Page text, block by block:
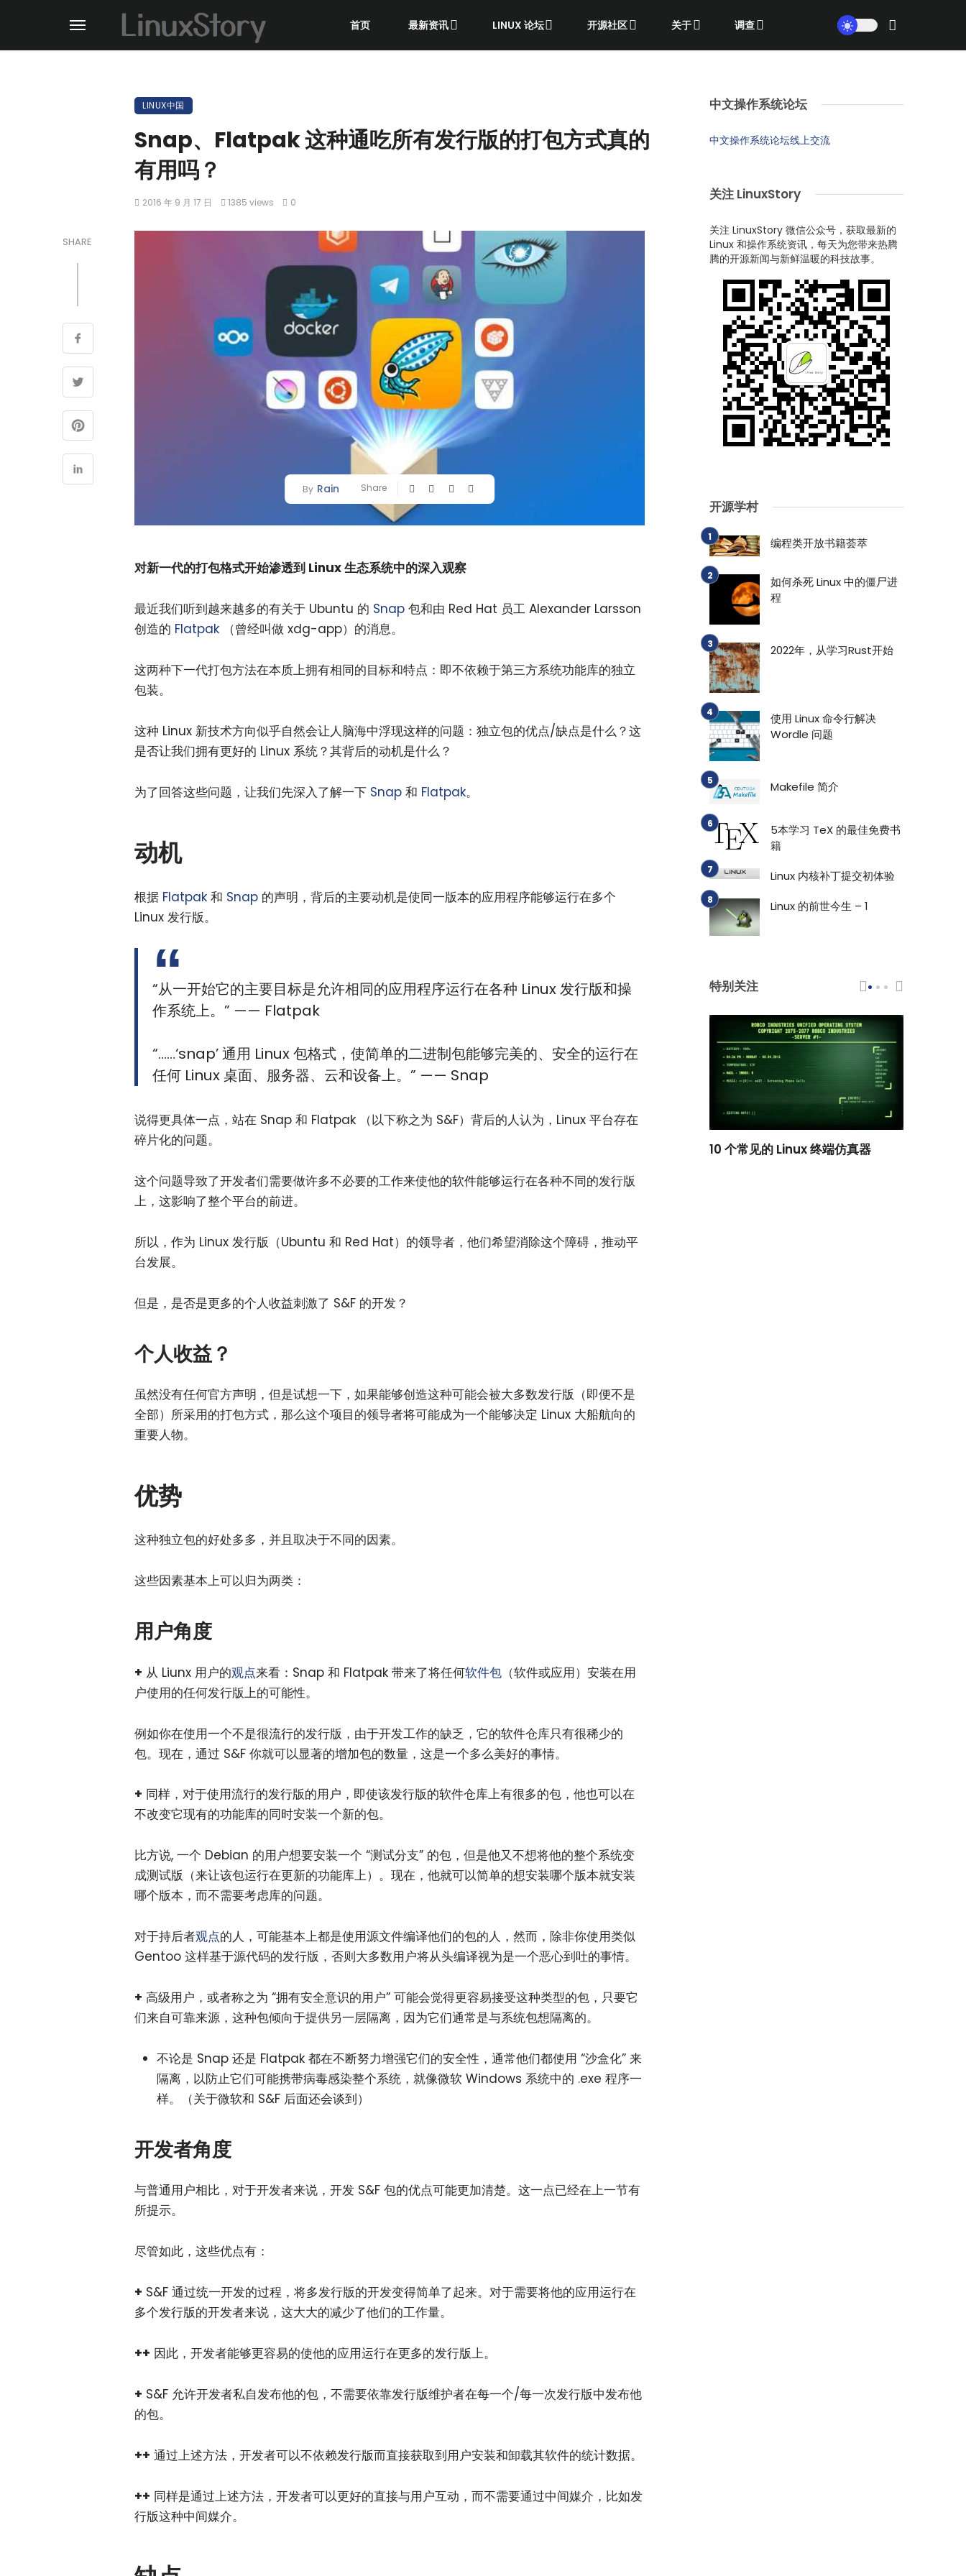
首页 最新资讯 LINUX 论坛 开源社区 关于 调查
LINUX中国
Snap、Flatpak 这种通吃所有发行版的打包方式真的
有用吗？
2016 年 9 月 17 日 1385 views 0
SHARE
By Rain Share
对新一代的打包格式开始渗透到 Linux 生态系统中的深入观察
最近我们听到越来越多的有关于 Ubuntu 的 Snap 包和由 Red Hat 员工 Alexander Larsson
创造的 Flatpak （曾经叫做 xdg-app）的消息。
这两种下一代打包方法在本质上拥有相同的目标和特点：即不依赖于第三方系统功能库的独立
包装。
这种 Linux 新技术方向似乎自然会让人脑海中浮现这样的问题：独立包的优点/缺点是什么？这
是否让我们拥有更好的 Linux 系统？其背后的动机是什么？
为了回答这些问题，让我们先深入了解一下 Snap 和 Flatpak。
动机
根据 Flatpak 和 Snap 的声明，背后的主要动机是使同一版本的应用程序能够运行在多个
Linux 发行版。
“从一开始它的主要目标是允许相同的应用程序运行在各种 Linux 发行版和操
作系统上。” —— Flatpak
“……‘snap’ 通用 Linux 包格式，使简单的二进制包能够完美的、安全的运行在
任何 Linux 桌面、服务器、云和设备上。” —— Snap
说得更具体一点，站在 Snap 和 Flatpak （以下称之为 S&F）背后的人认为，Linux 平台存在
碎片化的问题。
这个问题导致了开发者们需要做许多不必要的工作来使他的软件能够运行在各种不同的发行版
上，这影响了整个平台的前进。
所以，作为 Linux 发行版（Ubuntu 和 Red Hat）的领导者，他们希望消除这个障碍，推动平
台发展。
但是，是否是更多的个人收益刺激了 S&F 的开发？
个人收益？
虽然没有任何官方声明，但是试想一下，如果能够创造这种可能会被大多数发行版（即便不是
全部）所采用的打包方式，那么这个项目的领导者将可能成为一个能够决定 Linux 大船航向的
重要人物。
优势
这种独立包的好处多多，并且取决于不同的因素。
这些因素基本上可以归为两类：
用户角度
+ 从 Liunx 用户的观点来看：Snap 和 Flatpak 带来了将任何软件包 （软件或应用）安装在用
户使用的任何发行版上的可能性。
例如你在使用一个不是很流行的发行版，由于开发工作的缺乏，它的软件仓库只有很稀少的
包。现在，通过 S&F 你就可以显著的增加包的数量，这是一个多么美好的事情。
+ 同样，对于使用流行的发行版的用户，即使该发行版的软件仓库上有很多的包，他也可以在
不改变它现有的功能库的同时安装一个新的包。
比方说, 一个 Debian 的用户想要安装一个 “测试分支” 的包，但是他又不想将他的整个系统变
成测试版（来让该包运行在更新的功能库上）。现在，他就可以简单的想安装哪个版本就安装
哪个版本，而不需要考虑库的问题。
对于持后者观点的人，可能基本上都是使用源文件编译他们的包的人，然而，除非你使用类似
Gentoo 这样基于源代码的发行版，否则大多数用户将从头编译视为是一个恶心到吐的事情。
+ 高级用户，或者称之为 “拥有安全意识的用户” 可能会觉得更容易接受这种类型的包，只要它
们来自可靠来源，这种包倾向于提供另一层隔离，因为它们通常是与系统包想隔离的。
不论是 Snap 还是 Flatpak 都在不断努力增强它们的安全性，通常他们都使用 “沙盒化” 来
隔离，以防止它们可能携带病毒感染整个系统，就像微软 Windows 系统中的 .exe 程序一
样。（关于微软和 S&F 后面还会谈到）
开发者角度
与普通用户相比，对于开发者来说，开发 S&F 包的优点可能更加清楚。这一点已经在上一节有
所提示。
尽管如此，这些优点有：
+ S&F 通过统一开发的过程，将多发行版的开发变得简单了起来。对于需要将他的应用运行在
多个发行版的开发者来说，这大大的减少了他们的工作量。
++ 因此，开发者能够更容易的使他的应用运行在更多的发行版上。
+ S&F 允许开发者私自发布他的包，不需要依靠发行版维护者在每一个/每一次发行版中发布他
的包。
++ 通过上述方法，开发者可以不依赖发行版而直接获取到用户安装和卸载其软件的统计数据。
++ 同样是通过上述方法，开发者可以更好的直接与用户互动，而不需要通过中间媒介，比如发
行版这种中间媒介。
中文操作系统论坛
中文操作系统论坛线上交流
关注 LinuxStory
关注 LinuxStory 微信公众号，获取最新的
Linux 和操作系统资讯，每天为您带来热腾
腾的开源新闻与新鲜温暖的科技故事。
开源学村
编程类开放书籍荟萃
如何杀死 Linux 中的僵尸进
程
2022年，从学习Rust开始
使用 Linux 命令行解决
Wordle 问题
Makefile 简介
5本学习 TeX 的最佳免费书
籍
Linux 内核补丁提交初体验
Linux 的前世今生 – 1
特别关注
10 个常见的 Linux 终端仿真器